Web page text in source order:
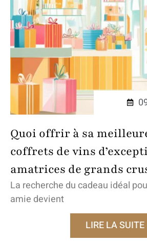
Quoi offrir à sa
coffrets de vins
amatrices de grands
La recherche du cadeau idéal
amie devient
LIRE LA SUITE